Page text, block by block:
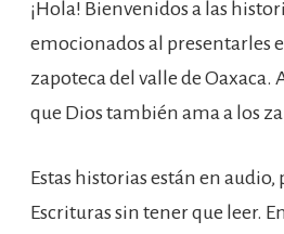
¡Hola! Bienvenidos a las
emocionados al presentarles
zapoteca del valle de
que Dios también ama a los
Estas historias están en
Escrituras sin tener que leer.